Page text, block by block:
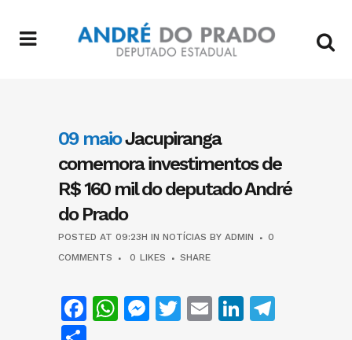
09 maioJacupiranga
comemora investimentos de
R$ 160 mil do deputado André
do Prado
POSTED AT 09:23H IN NOTÍCIAS BY ADMIN
0
COMMENTS
0 LIKES SHARE
Facebook
WhatsApp
Messenger
Twitter
EmailLinkedIn